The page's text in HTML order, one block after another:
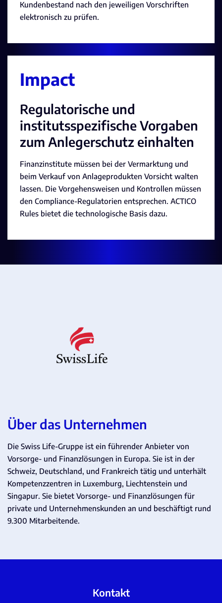
Kundenbestand nach den jeweiligen Vorschriften
elektronisch zu prüfen.
Impact
Regulatorische und
institutsspezifische Vorgaben
zum Anleger­schutz einhalten
Finanzinstitute müssen bei der Vermarktung und
beim Verkauf von Anlageprodukten Vorsicht walten
lassen. Die Vorgehensweisen und Kontrollen müssen
den Compliance-Regulatorien entsprechen. ACTICO
Rules bietet die technologische Basis dazu.
Über das Unternehmen
Die Swiss Life-Gruppe ist ein führender Anbieter von
Vorsorge- und Finanzlösungen in Europa. Sie ist in der
Schweiz, Deutschland, und Frankreich tätig und unterhält
Kompetenzzentren in Luxemburg, Liechtenstein und
Singapur. Sie bietet Vorsorge- und Finanzlösungen für
private und Unternehmenskunden an und beschäftigt rund
9.300 Mitarbeitende.
Kontakt